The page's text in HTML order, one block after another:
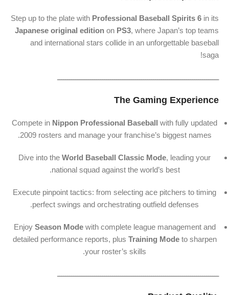
Step up to the plate with Professional Baseball Spirits 6 in its
Japanese original edition on PS3, where Japan’s top teams
and international stars collide in an unforgettable baseball
saga!
ـــــــــــــــــــــــــــــــــــــــــــــــــــــــــــــــــــــــــــــــ
The Gaming Experience
Compete in Nippon Professional Baseball with fully updated
2009 rosters and manage your franchise’s biggest names.
Dive into the World Baseball Classic Mode, leading your
national squad against the world’s best.
Execute pinpoint tactics: from selecting ace pitchers to timing
perfect swings and orchestrating outfield defenses.
Enjoy Season Modewith complete league management and
detailed performance reports, plus Training Modeto sharpen
your roster’s skills.
ـــــــــــــــــــــــــــــــــــــــــــــــــــــــــــــــــــــــــــــــ